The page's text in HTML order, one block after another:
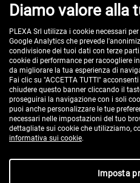
Via dell'Orologio, 103
40037 Sasso Marconi (BO) -
Tel:+390516517911
Pec:plexa@pec.it
VAT id: IT00582201208
Reg. Imp. BO e C.F.
REA 296635 - cap. soc. €
Diamo valore alla
PLEXA Srl utilizza i cookie necessari
Google Analytics che prevede
condivisione dei tuoi dati con terze
cookie di performance per racoogliere
da migliorare la tua esperienza di
Fai clic su "ACCETTA TUTTI"
chiudere questo banner cliccando il
proseguirai la navigazione con i soli
puoi anche personalizzare le tue
necessari nelle impostazioni del tuo
dettagliate sui cookie che utilizziamo,
informativa sui cookie.
Imposta